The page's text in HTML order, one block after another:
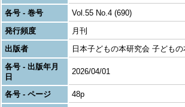
各号 - 巻号
Vol.55 No.4 (690)
発行頻度
月刊
出版者
日本子どもの本研究会 子ども
各号 - 出版年月
日
2026/04/01
各号 - ページ
48p